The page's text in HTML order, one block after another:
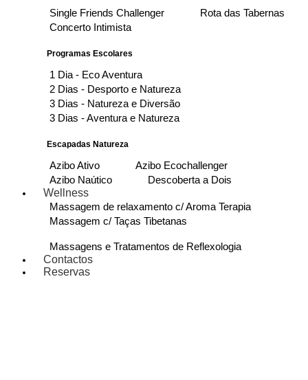
Single Friends Challenger
Rota das Tabernas
Concerto Intimista
Programas Escolares
1 Dia - Eco Aventura
2 Dias - Desporto e Natureza
3 Dias - Natureza e Diversão
3 Dias - Aventura e Natureza
Escapadas Natureza
Azibo Ativo
Azibo Ecochallenger
Azibo Naútico
Descoberta a Dois
Wellness
Massagem de relaxamento c/ Aroma Terapia
Massagem c/ Taças Tibetanas
Massagens e Tratamentos de Reflexologia
Contactos
Reservas